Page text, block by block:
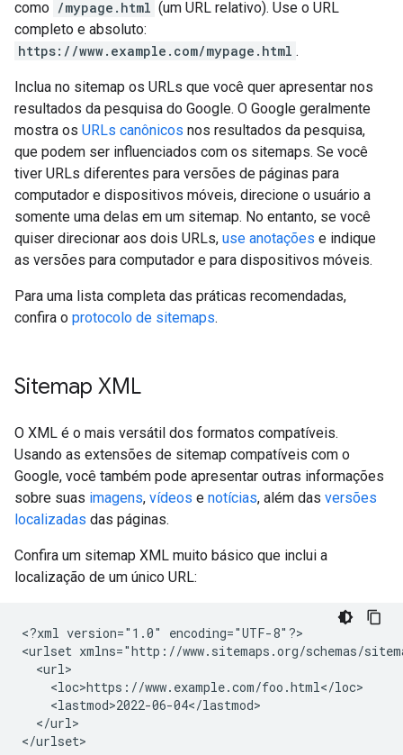
como /mypage.html (um URL relativo). Use o URL
completo e absoluto:
https://www.example.com/mypage.html .
Inclua no sitemap os URLs que você quer apresentar nos
resultados da pesquisa do Google. O Google geralmente
mostra os URLs canônicos nos resultados da pesquisa,
que podem ser influenciados com os sitemaps. Se você
tiver URLs diferentes para versões de páginas para
computador e dispositivos móveis, direcione o usuário a
somente uma delas em um sitemap. No entanto, se você
quiser direcionar aos dois URLs, use anotações e indique
as versões para computador e para dispositivos móveis.
Para uma lista completa das práticas recomendadas,
confira o protocolo de sitemaps.
Sitemap XML
O XML é o mais versátil dos formatos compatíveis.
Usando as extensões de sitemap compatíveis com o
Google, você também pode apresentar outras informações
sobre suas imagens, vídeos e notícias, além das versões
localizadas das páginas.
Confira um sitemap XML muito básico que inclui a
localização de um único URL:
<?xml version="1.0" encoding="UTF-8"?>
<urlset xmlns="http://www.sitemaps.org/schemas/
  <url>
    <loc>https://www.example.com/foo.html</loc>
    <lastmod>2022-06-04</lastmod>
  </url>
</urlset>